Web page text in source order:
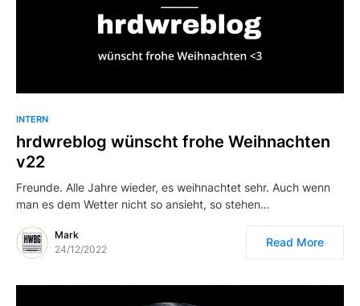
INTERN
hrdwreblog wünscht frohe Weihnachten
v22
Freunde. Alle Jahre wieder, es weihnachtet sehr. Auch wenn
man es dem Wetter nicht so ansieht, so stehen…
Mark
24/12/2022
Read More